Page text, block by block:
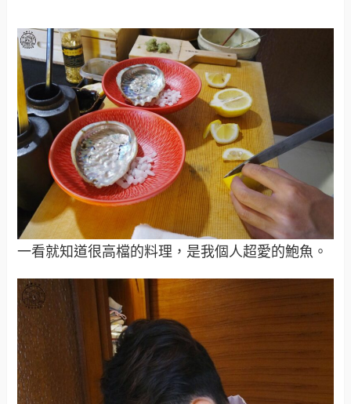
一看就知道很高檔的料理，是我個人超愛的鮑魚。